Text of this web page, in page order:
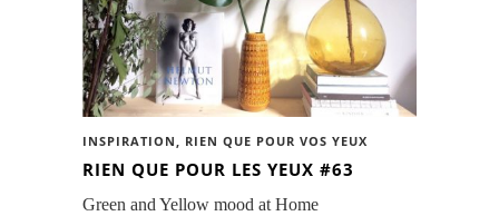
INSPIRATION, RIEN QUE POUR VOS YEUX
RIEN QUE POUR LES YEUX #63
Green and Yellow mood at Home